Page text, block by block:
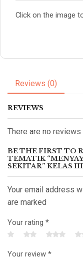
Click on the image
Reviews (0)
REVIEWS
There are no reviews
BE THE FIRST TO
TEMATIK
SEKITAR” KELAS III
Your email address
are marked
Your rating *
Your review *